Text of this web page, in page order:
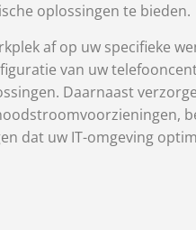
oplossingen te bieden.
af op uw specifieke
van uw
Daarnaast
dat uw IT-omgeving